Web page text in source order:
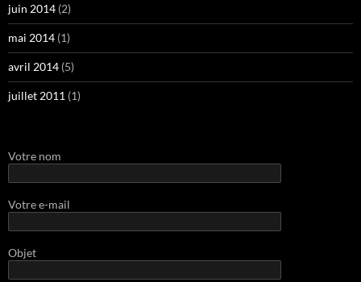
juin 2014 (2)
mai 2014 (1)
avril 2014 (5)
juillet 2011 (1)
Votre nom
Votre e-mail
Objet